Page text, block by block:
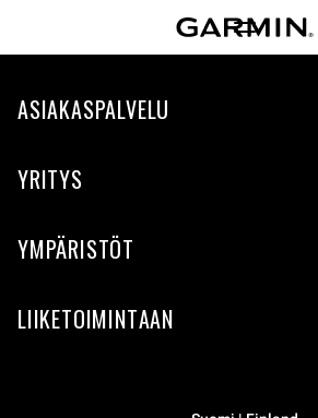
ASIAKASPALVELU
YRITYS
YMPÄRISTÖT
LIIKETOIMINTAAN